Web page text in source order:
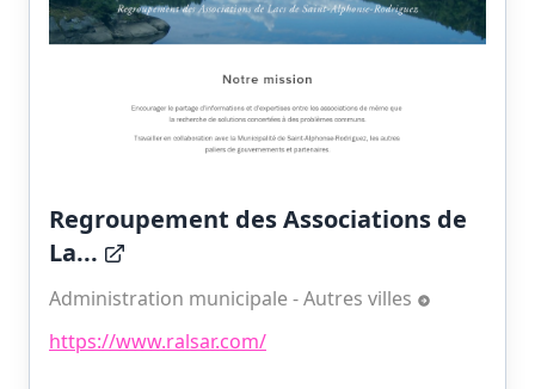
Regroupement des Associations de
La...
Administration municipale - Autres villes
https://www.ralsar.com/